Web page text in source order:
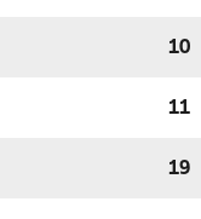
10
11
19